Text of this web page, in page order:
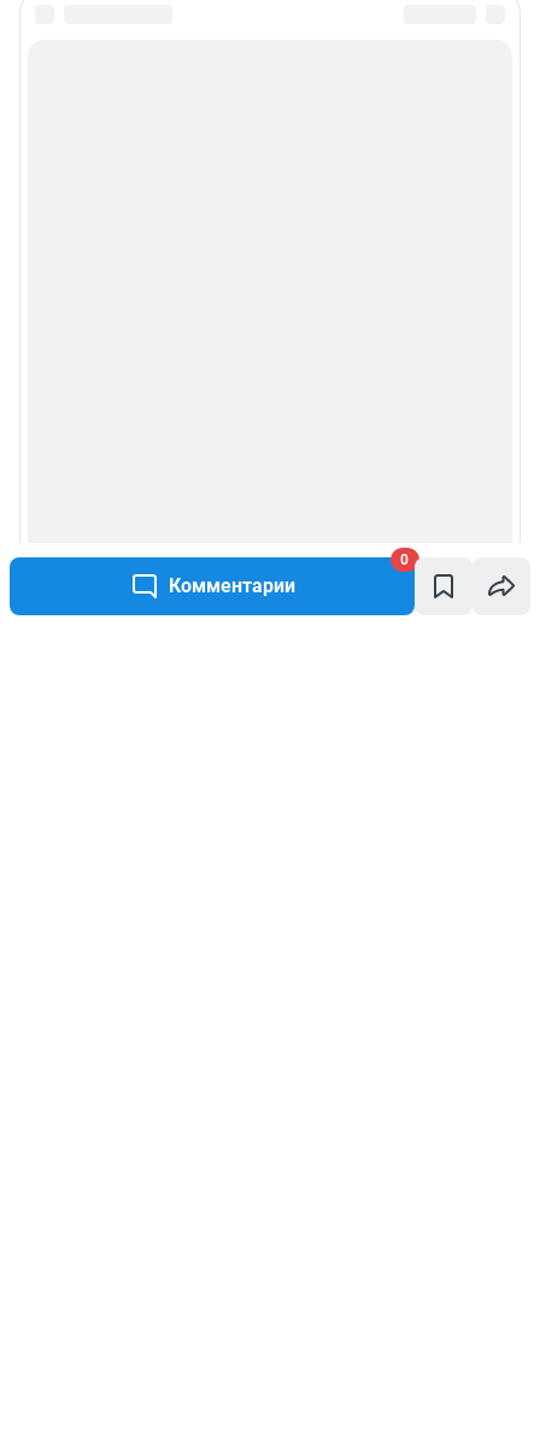
Комментарии
0